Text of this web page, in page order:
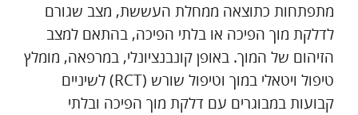
מתפתחות כתוצאה ממחלת העששת, מצב שגורם
לדלקת מוך הפיכה או בלתי הפיכה, בהתאם למצב
הזיהום של המוך. באופן קונבנציונלי, במרפאה, מומלץ
טיפול ויטאלי במוך וטיפול שורש (RCT) לשיניים
קבועות במבוגרים עם דלקת מוך הפיכה ובלתי